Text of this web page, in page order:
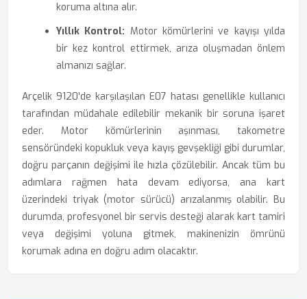
koruma altına alır.
Yıllık Kontrol: Motor kömürlerini ve kayışı yılda
bir kez kontrol ettirmek, arıza oluşmadan önlem
almanızı sağlar.
Arçelik 9120'de karşılaşılan E07 hatası genellikle kullanıcı
tarafından müdahale edilebilir mekanik bir soruna işaret
eder. Motor kömürlerinin aşınması, takometre
sensöründeki kopukluk veya kayış gevşekliği gibi durumlar,
doğru parçanın değişimi ile hızla çözülebilir. Ancak tüm bu
adımlara rağmen hata devam ediyorsa, ana kart
üzerindeki triyak (motor sürücü) arızalanmış olabilir. Bu
durumda, profesyonel bir servis desteği alarak kart tamiri
veya değişimi yoluna gitmek, makinenizin ömrünü
korumak adına en doğru adım olacaktır.